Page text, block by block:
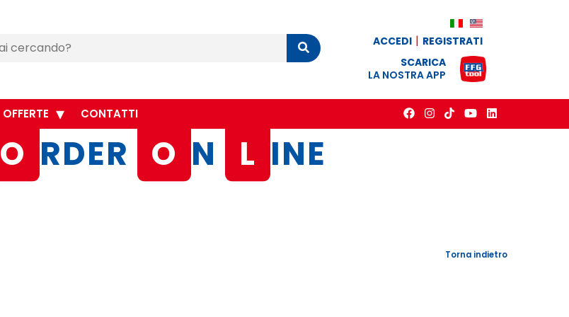
Cerca ACCEDI
REGISTRATI
SCARICA
LA NOSTRA APP
OFFERTE CONTATTI
O RDER O N L INE
Torna indietro